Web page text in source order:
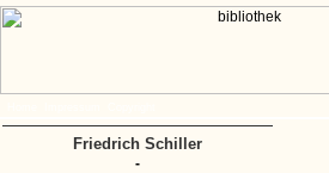
Friedrich Schiller
-